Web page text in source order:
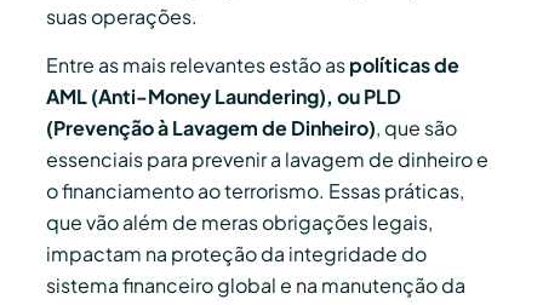
suas operações.
Entre as mais relevantes estão aspolíticas de
AML (Anti-Money Laundering), ou PLD
(Prevenção à Lavagem de Dinheiro), que são
essenciais para prevenir a lavagem de dinheiro e
o financiamento ao terrorismo. Essas práticas,
que vão além de meras obrigações legais,
impactam na proteção da integridade do
sistema financeiro global e na manutenção da